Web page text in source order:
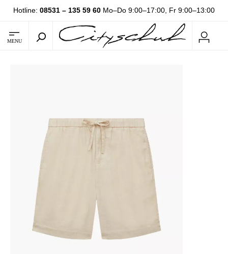
Hotline: 08531 – 135 59 60 Mo–Do 9:00–17:00, Fr 9:00–13:00
MENU